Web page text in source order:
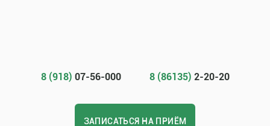
8 (918) 07-56-000 8 (86135) 2-20-20
ЗАПИСАТЬСЯ НА ПРИЁМ